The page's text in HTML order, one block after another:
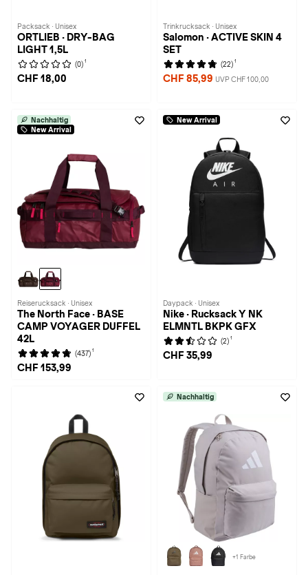
Packsack · Unisex
ORTLIEB · DRY-BAG
LIGHT 1,5L
(0) 1
CHF 18,00
Trinkrucksack · Unisex
Salomon · ACTIVE SKIN 4
SET
(22) 1
CHF 85,99 UVP CHF 100,00
Nachhaltig
New Arrival
Reiserucksack · Unisex
The North Face · BASE
CAMP VOYAGER DUFFEL
42L
(437) 1
CHF 153,99
New Arrival
Daypack · Unisex
Nike · Rucksack Y NK
ELMNTL BKPK GFX
(2) 1
CHF 35,99
Nachhaltig
+1 Farbe